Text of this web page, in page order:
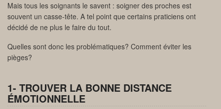
Mais tous les soignants le savent : soigner des proches est
souvent un casse-tête. A tel point que certains praticiens ont
décidé de ne plus le faire du tout.
Quelles sont donc les problématiques? Comment éviter les
pièges?
1- TROUVER LA BONNE DISTANCE
ÉMOTIONNELLE